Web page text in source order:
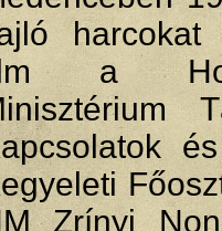
harcokat
a
Zrínyi